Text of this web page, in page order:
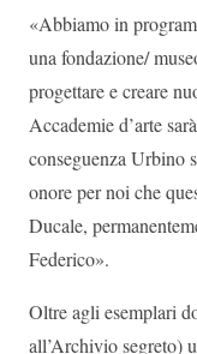
«Abbiamo in
una fondazione/
progettare e creare
Accademie d’arte
conseguenza Urbino
onore per noi che
Ducale,
Federico».
Oltre agli esemplari
all’Archivio segreto)